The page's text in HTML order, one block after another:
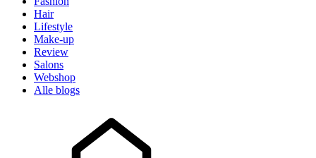
Hair
Lifestyle
Make-up
Review
Salons
Webshop
Alle blogs